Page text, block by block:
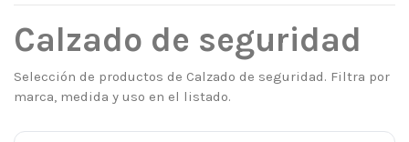
Calzado de seguridad
Selección de productos de Calzado de seguridad. Filtra por
marca, medida y uso en el listado.